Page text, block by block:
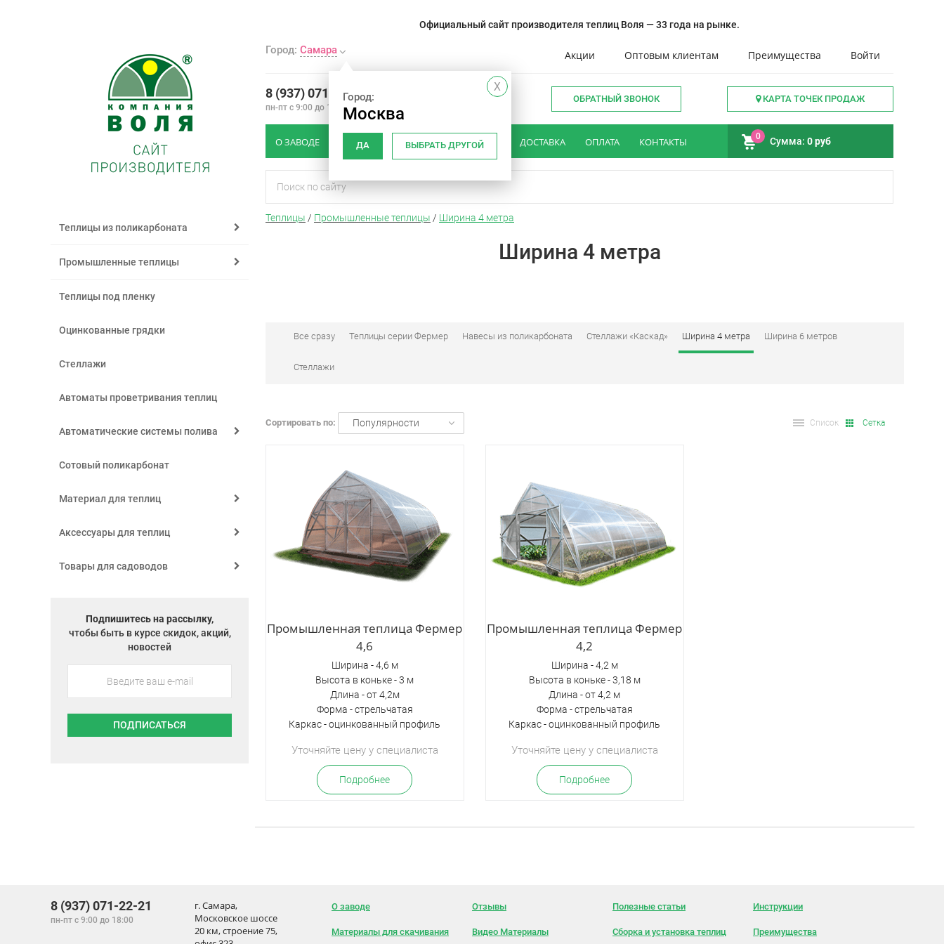
Официальный сайт производителя теплиц Воля — 33 года на рынке.
Город: Самара
X
Город:
Москва
ДА ВЫБРАТЬ ДРУГОЙ
Акции Оптовым клиентам Преимущества Войти
8 (937) 071-22-21
пн-пт с 9:00 до 18:00
КАРТА ТОЧЕК ПРОДАЖ
ОБРАТНЫЙ ЗВОНОК
О ЗАВОДЕ КАК ВЫБРАТЬ ТЕПЛИЦУ ОТЗЫВЫ ДОСТАВКА ОПЛАТА КОНТАКТЫ 0 Сумма: 0 руб
Теплицы из поликарбоната
Промышленные теплицы
Теплицы под пленку
Оцинкованные грядки
Стеллажи
Автоматы проветривания теплиц
Автоматические системы полива
Сотовый поликарбонат
Материал для теплиц
Аксессуары для теплиц
Товары для садоводов
Подпишитесь на рассылку,
чтобы быть в курсе скидок, акций,
новостей
ПОДПИСАТЬСЯ
Теплицы / Промышленные теплицы / Ширина 4 метра
Ширина 4 метра
Все сразу Теплицы серии Фермер Навесы из поликарбоната Стеллажи «Каскад» Ширина 4 метра Ширина 6 метров
Стеллажи
Сортировать по: Популярности Список Сетка
Промышленная теплица Фермер
4,6
Ширина - 4,6 м
Высота в коньке - 3 м
Длина - от 4,2м
Форма - стрельчатая
Каркас - оцинкованный профиль
Уточняйте цену у специалиста
Подробнее
Промышленная теплица Фермер
4,2
Ширина - 4,2 м
Высота в коньке - 3,18 м
Длина - от 4,2 м
Форма - стрельчатая
Каркас - оцинкованный профиль
Уточняйте цену у специалиста
Подробнее
8 (937) 071-22-21
пн-пт с 9:00 до 18:00
г. Самара,
Московское шоссе
20 км, строение 75,
О заводе Отзывы Полезные статьи Инструкции
Материалы для скачивания Видео Материалы Сборка и установка теплиц Преимущества